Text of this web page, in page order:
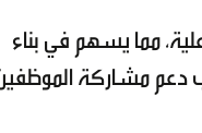
مما يسهم في بناء
دعم مشاركة